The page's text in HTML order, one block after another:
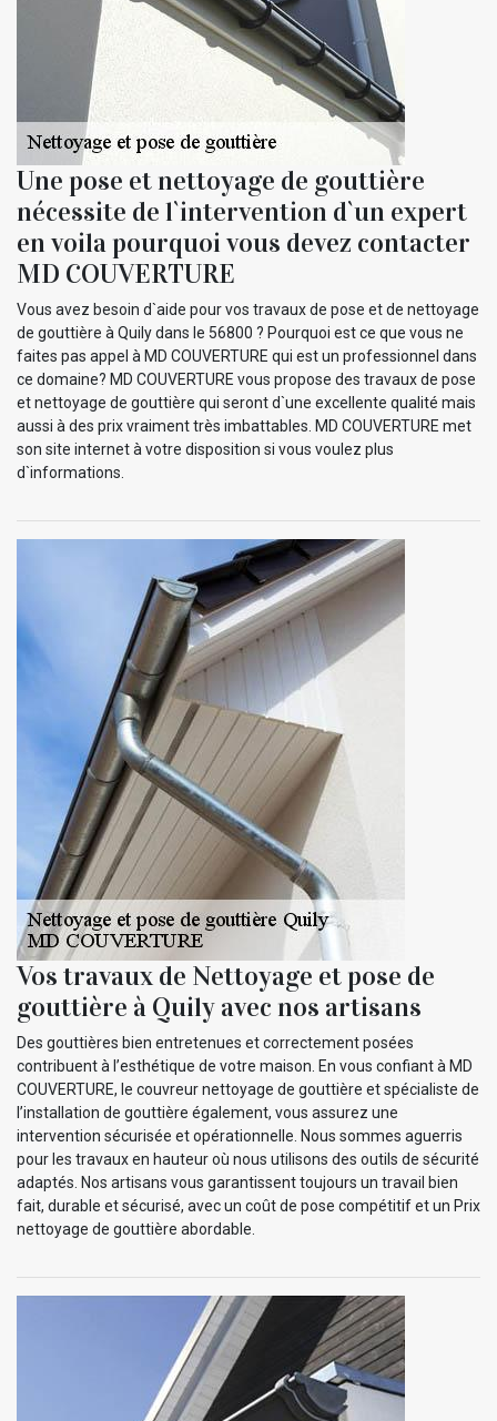
Une pose et nettoyage de gouttière
nécessite de l`intervention d`un expert
en voila pourquoi vous devez contacter
MD COUVERTURE
Vous avez besoin d`aide pour vos travaux de pose et de nettoyage
de gouttière à Quily dans le 56800 ? Pourquoi est ce que vous ne
faites pas appel à MD COUVERTURE qui est un professionnel dans
ce domaine? MD COUVERTURE vous propose des travaux de pose
et nettoyage de gouttière qui seront d`une excellente qualité mais
aussi à des prix vraiment très imbattables. MD COUVERTURE met
son site internet à votre disposition si vous voulez plus
d`informations.
Vos travaux de Nettoyage et pose de
gouttière à Quily avec nos artisans
Des gouttières bien entretenues et correctement posées
contribuent à l’esthétique de votre maison. En vous confiant à MD
COUVERTURE, le couvreur nettoyage de gouttière et spécialiste de
l’installation de gouttière également, vous assurez une
intervention sécurisée et opérationnelle. Nous sommes aguerris
pour les travaux en hauteur où nous utilisons des outils de sécurité
adaptés. Nos artisans vous garantissent toujours un travail bien
fait, durable et sécurisé, avec un coût de pose compétitif et un Prix
nettoyage de gouttière abordable.